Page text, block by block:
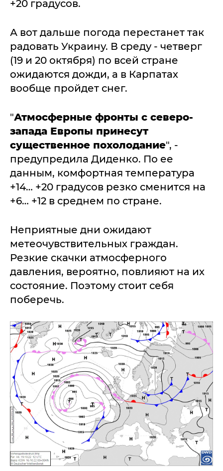
+20 градусов.
А вот дальше погода перестанет так
радовать Украину. В среду - четверг
(19 и 20 октября) по всей стране
ожидаются дожди, а в Карпатах
вообще пройдет снег.
"Атмосферные фронты с северо-
запада Европы принесут
существенное похолодание", -
предупредила Диденко. По ее
данным, комфортная температура
+14… +20 градусов резко сменится на
+6… +12 в среднем по стране.
Неприятные дни ожидают
метеочувствительных граждан.
Резкие скачки атмосферного
давления, вероятно, повлияют на их
состояние. Поэтому стоит себя
поберечь.